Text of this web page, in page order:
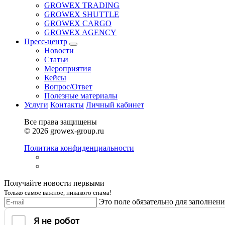
GROWEX TRADING
GROWEX SHUTTLE
GROWEX CARGO
GROWEX AGENCY
Пресс-центр
Новости
Статьи
Мероприятия
Кейсы
Вопрос/Ответ
Полезные материалы
Услуги Контакты Личный кабинет
Все права защищены
© 2026 growex-group.ru
Политика конфиденциальности
Получайте новости первыми
Только самое важное, никакого спама!
Это поле обязательно для